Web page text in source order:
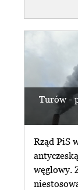
Turów -
Rząd PiS
węglowy.